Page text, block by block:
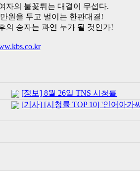
자의 불꽃튀는 대결이 무섭다.
원을 두고 벌이는 한판대결!
의 승자는 과연 누가 될 것인가!
[정보] 8월 26일 TNS 시청률
[기사] [시청률 TOP 10] '인어아가